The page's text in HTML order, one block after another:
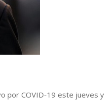
por COVID-19 este jueves y